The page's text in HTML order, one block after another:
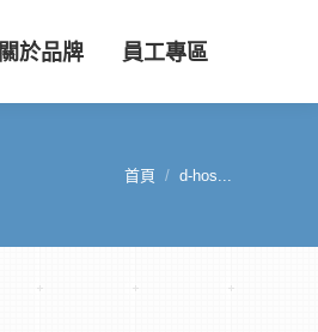
關於品牌 員工專區
您在這裡：
首頁 d-hos...